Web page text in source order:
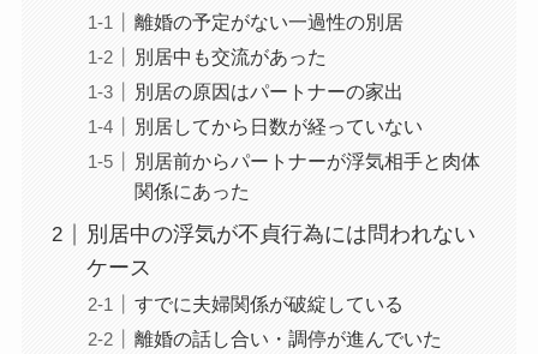
離婚の予定がない一過性の別居
別居中も交流があった
別居の原因はパートナーの家出
別居してから日数が経っていない
別居前からパートナーが浮気相手と肉体
関係にあった
別居中の浮気が不貞行為には問われない
ケース
すでに夫婦関係が破綻している
離婚の話し合い・調停が進んでいた